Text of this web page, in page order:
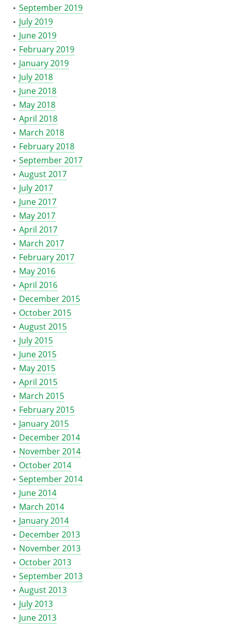
September 2019
July 2019
June 2019
February 2019
January 2019
July 2018
June 2018
May 2018
April 2018
March 2018
February 2018
September 2017
August 2017
July 2017
June 2017
May 2017
April 2017
March 2017
February 2017
May 2016
April 2016
December 2015
October 2015
August 2015
July 2015
June 2015
May 2015
April 2015
March 2015
February 2015
January 2015
December 2014
November 2014
October 2014
September 2014
June 2014
March 2014
January 2014
December 2013
November 2013
October 2013
September 2013
August 2013
July 2013
June 2013